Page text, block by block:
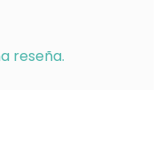
reseña.